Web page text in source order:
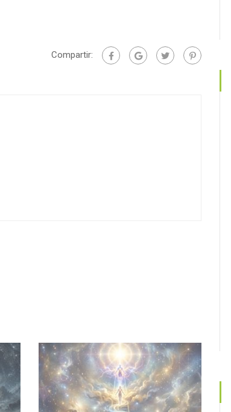
Compartir: